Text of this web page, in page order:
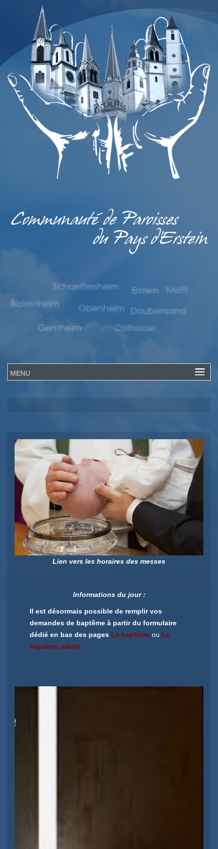
Lien vers les horaires des messes
Informations du jour :
Il est désormais possible de remplir vos
demandes de baptême à partir du formulaire
dédié en bas des pages Le baptême ou Le
baptême adulte